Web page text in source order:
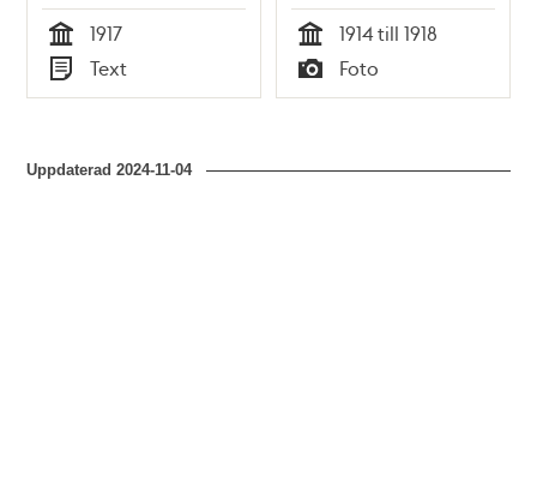
Tid
1917
Typ
Text Tid
1914 till 1918
Typ
Foto
Uppdaterad2024-11-04